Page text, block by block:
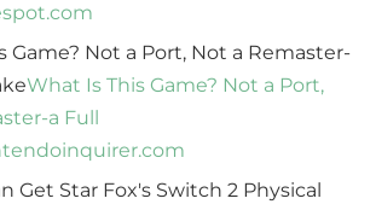
Game? Not a Port, Not a Remaster-
What Is This Game? Not a Port,
a Full
Get Star Fox's Switch 2 Physical